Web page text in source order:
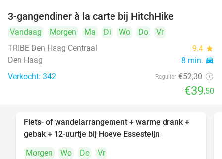
3-gangendiner à la carte bij HitchHike
Vandaag Morgen Ma Di Wo Do
Vr
TRIBE Den Haag Centraal
9.4 star
Den Haag 8 min. directions_car
Verkocht: 342 Regulier €52,30
€39,50
40%
Fiets- of wandelarrangement + warme drank +
gebak + 12-uurtje bij Hoeve Essesteijn
Morgen
Wo Do
Vr